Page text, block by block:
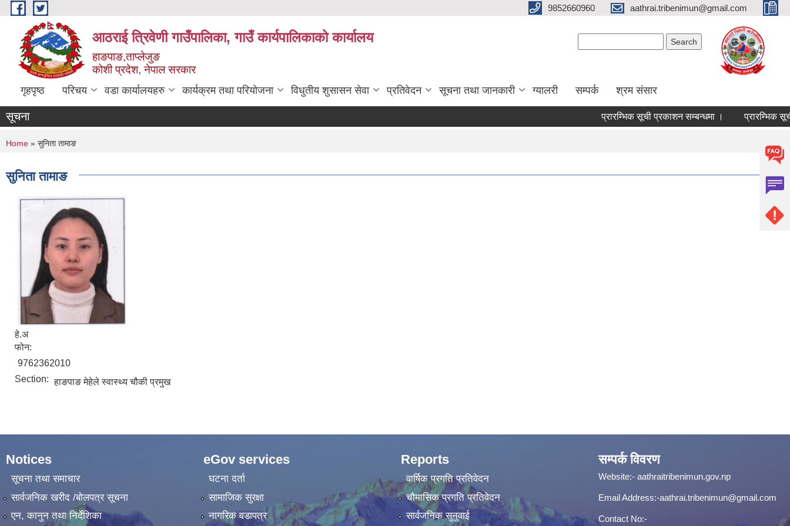
Skip to main content 9852660960 aathrai.tribenimun@gmail.com
आठराई त्रिवेणी गाउँपालिका, गाउँ कार्यपालिकाको कार्यालय
हाङपाङ,ताप्लेजुङ
कोशी प्रदेश, नेपाल सरकार
गृहपृष्ठ परिचय वडा कार्यालयहरु कार्यक्रम तथा परियोजना विधुतीय शुसासन सेवा प्रतिवेदन सूचना तथा जानकारी ग्यालरी सम्पर्क श्रम संसार
सूचना प्रारम्भिक सूची प्रकाशन सम्बन्धमा । प्रारम्भिक सूची
You are here
Home » सुनिता तामाङ
सुनिता तामाङ
हे.अ
फोन:
9762362010
Section: हाङपाङ मेहेले स्वास्थ्य चौकी प्रमुख
Notices
सूचना तथा समाचार
सार्वजनिक खरीद /बोलपत्र सूचना
एन, कानुन तथा निर्देशिका
eGov services
घटना दर्ता
सामाजिक सुरक्षा
नागरिक वडापत्र
Reports
वार्षिक प्रगति प्रतिवेदन
चौमासिक प्रगति प्रतिवेदन
सार्वजनिक सुनुवाई
सम्पर्क विवरण
Website:- aathraitribenimun.gov.np
Email Address:-aathrai.tribenimun@gmail.com
Contact No:-